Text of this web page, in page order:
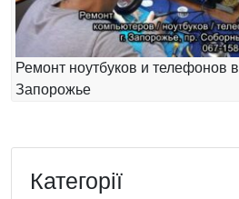
Ремонт ноутбуков и телефонов в
Запорожье
Категорії